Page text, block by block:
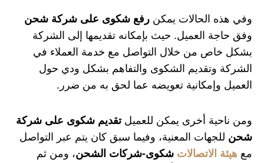
وفي هذه الحالات يمكن رفع شكوى على شركة شحن
وفق حاجة العميل. حيث بإمكانه تقديمها إلى الشركة
بشكل خاص من خلال التواصل مع خدمة العملاء في
الشركة وتقديم الشكوى والتفاهم بشكل ودي حول
العميل وإمكانية تعويضه عما لحق به من ضرر.
ومن ناحية أخرى يمكن للعميلتقديم شكوى على شركة
شحن للجهات المعنية، وفيما سبق كان يتم عبر التواصل
مع هيئة الاتصالات شكوى-شركات الشحن، ومن ثم